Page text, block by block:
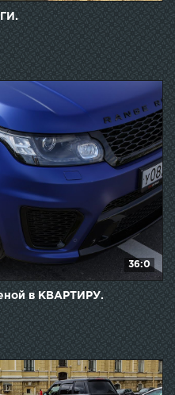
36:0
в КВАРТИРУ.